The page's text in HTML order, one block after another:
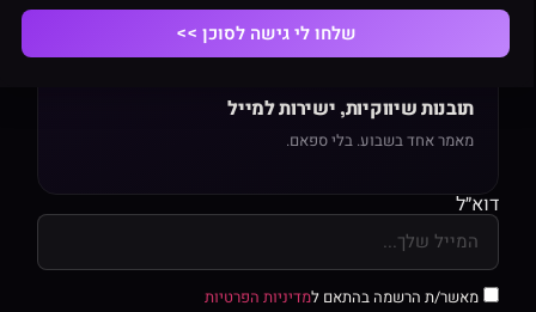
תובנות שיווקיות, ישירות למייל
מאמר אחד בשבוע. בלי ספאם.
דוא״ל
מאשר/ת הרשמה בהתאם למדיניות הפרטיות
שלחו לי גישה לסוכן >>